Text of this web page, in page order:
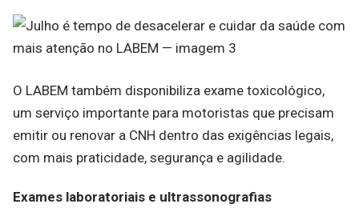
O LABEM também disponibiliza exame toxicológico,
um serviço importante para motoristas que precisam
emitir ou renovar a CNH dentro das exigências legais,
com mais praticidade, segurança e agilidade.
Exames laboratoriais e ultrassonografias